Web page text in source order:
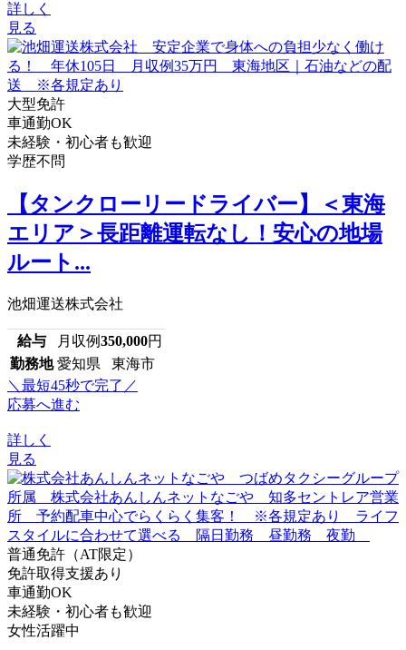
詳しく
見る
大型免許
車通勤OK
未経験・初心者も歓迎
学歴不問
【タンクローリードライバー】＜東海
エリア＞長距離運転なし！安心の地場
ルート...
池畑運送株式会社
給与 月収例350,000円
勤務地 愛知県 東海市
＼最短45秒で完了／
応募へ進む
詳しく
見る
普通免許（AT限定）
免許取得支援あり
車通勤OK
未経験・初心者も歓迎
女性活躍中